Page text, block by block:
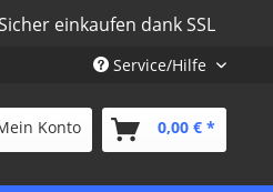
einkaufen dank SSL
Service/Hilfe
Konto 0,00 € *